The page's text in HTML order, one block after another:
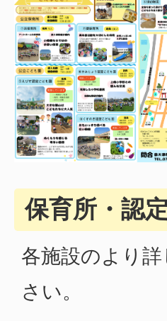
保育所・認
各施設のより
さい。